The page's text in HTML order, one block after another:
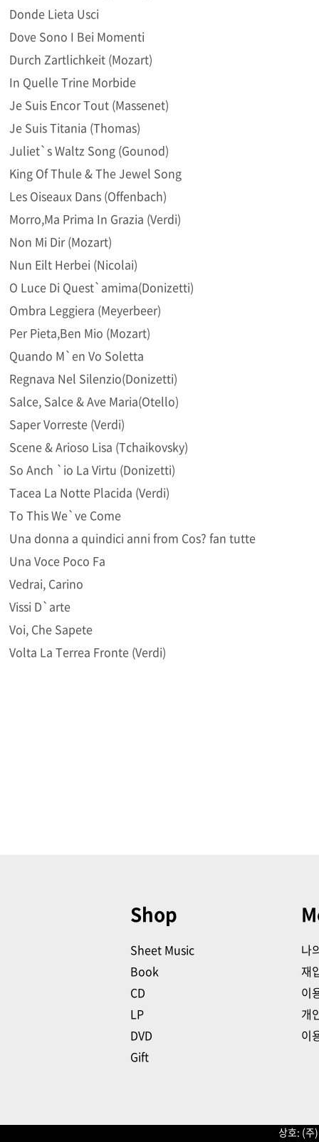
Donde Lieta Usci
Dove Sono I Bei Momenti
Durch Zartlichkeit (Mozart)
In Quelle Trine Morbide
Je Suis Encor Tout (Massenet)
Je Suis Titania (Thomas)
Juliet`s Waltz Song (Gounod)
King Of Thule & The Jewel Song
Les Oiseaux Dans (Offenbach)
Morro,Ma Prima In Grazia (Verdi)
Non Mi Dir (Mozart)
Nun Eilt Herbei (Nicolai)
O Luce Di Quest`amima(Donizetti)
Ombra Leggiera (Meyerbeer)
Per Pieta,Ben Mio (Mozart)
Quando M`en Vo Soletta
Regnava Nel Silenzio(Donizetti)
Salce, Salce & Ave Maria(Otello)
Saper Vorreste (Verdi)
Scene & Arioso Lisa (Tchaikovsky)
So Anch `io La Virtu (Donizetti)
Tacea La Notte Placida (Verdi)
To This We`ve Come
Una donna a quindici anni from Cos? fan tutte
Una Voce Poco Fa
Vedrai, Carino
Vissi D`arte
Voi, Che Sapete
Volta La Terrea Fronte (Verdi)
Shop
Sheet Music
Book
CD
LP
DVD
Gift
나
재
이
개
이
상호: (